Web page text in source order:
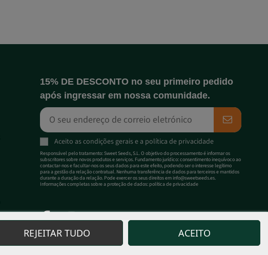
REJEITAR TUDO ACEITO
15% DE DESCONTO no seu primeiro pedido
após ingressar em nossa comunidade.
Aceito ascondições geraise a política de privacidade
Responsável pelo tratamento: Sweet Seeds, S.L. O objetivo do processamento é informar os
subscritores sobre novos produtos e serviços. Fundamento jurídico: consentimento inequívoco ao
contactar-nos e facultar-nos os seus dados para este efeito, podendo ser o interesse legítimo
para a gestão da relação contratual. Nenhuma transferência de dados para terceiros e mantidos
durante a duração da relação. Pode exercer os seus direitos em info@sweetseeds.es.
Informações completas sobre a proteção de dados: política de privacidade